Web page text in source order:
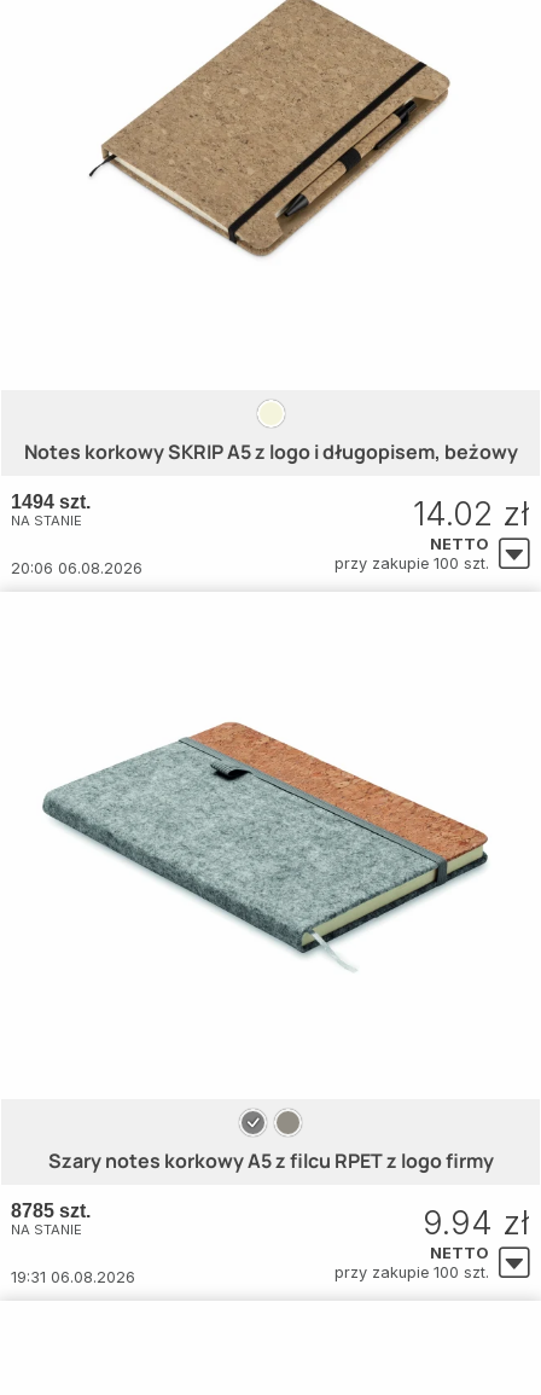
Notes korkowy SKRIP A5 z logo i długopisem, beżowy
1494 szt.
NA STANIE
20:06 06.08.2026
14.02 zł
NETTO
przy zakupie 100 szt.
Szary notes korkowy A5 z filcu RPET z logo firmy
8785 szt.
NA STANIE
19:31 06.08.2026
9.94 zł
NETTO
przy zakupie 100 szt.